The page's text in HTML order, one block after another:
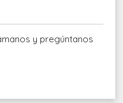
y pregúntanos